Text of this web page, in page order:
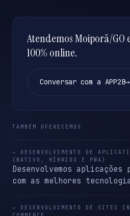
Atendemos Moiporá/GO
100% online.
Conversar com a APP2B→
TAMBÉM OFERECEMOS
→ DESENVOLVIMENTO DE
(NATIVO, HÍBRIDO E PWA)
Desenvolvemos
com as melhores
→ DESENVOLVIMENTO DE SITES